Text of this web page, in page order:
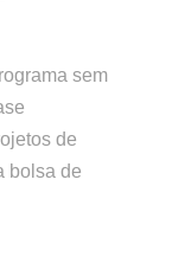
sem
de
bolsa de